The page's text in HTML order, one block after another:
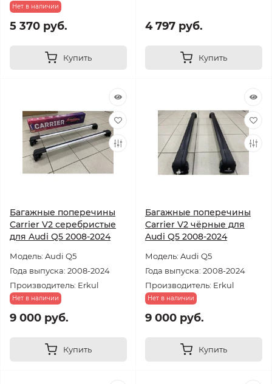
Нет в наличии
5 370 руб.
Купить
4 797 руб.
Купить
Багажные поперечины
Carrier V2 серебристые
для Audi Q5 2008-2024
Модель: Audi Q5
Года выпуска: 2008-2024
Производитель: Erkul
Нет в наличии
9 000 руб.
Купить
Багажные поперечины
Carrier V2 чёрные для
Audi Q5 2008-2024
Модель: Audi Q5
Года выпуска: 2008-2024
Производитель: Erkul
Нет в наличии
9 000 руб.
Купить